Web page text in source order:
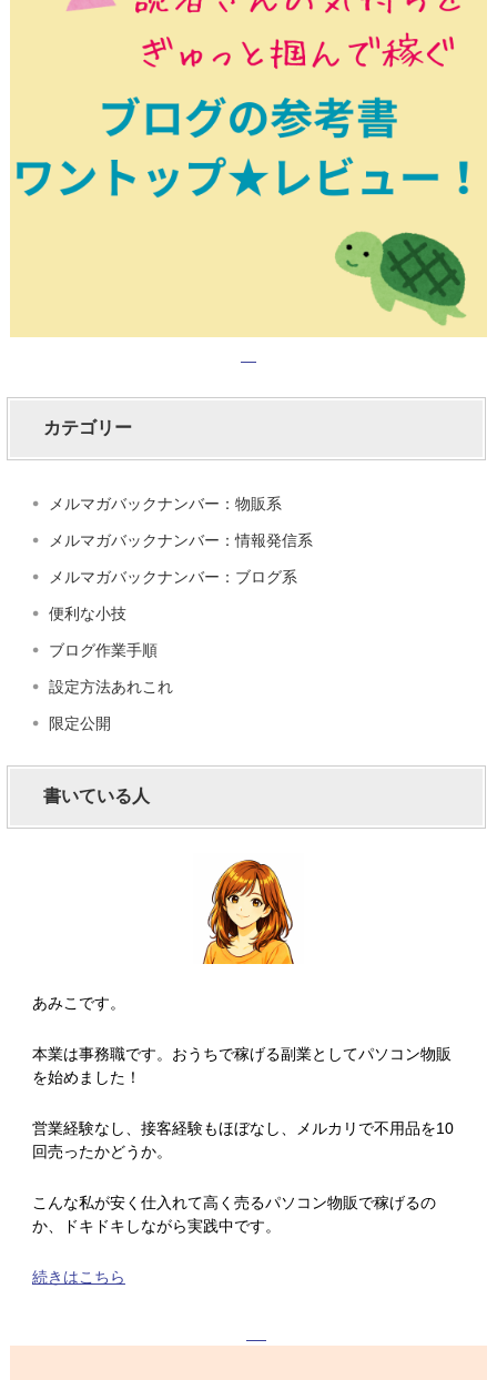
カテゴリー
メルマガバックナンバー：物販系
メルマガバックナンバー：情報発信系
メルマガバックナンバー：ブログ系
便利な小技
ブログ作業手順
設定方法あれこれ
限定公開
書いている人
あみこです。
本業は事務職です。おうちで稼げる副業としてパソコン物販
を始めました！
営業経験なし、接客経験もほぼなし、メルカリで不用品を10
回売ったかどうか。
こんな私が安く仕入れて高く売るパソコン物販で稼げるの
か、ドキドキしながら実践中です。
続きはこちら